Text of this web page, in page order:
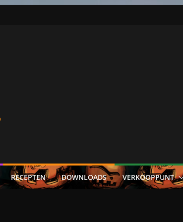
RECEPTEN DOWNLOADS VERKOOPPUNT